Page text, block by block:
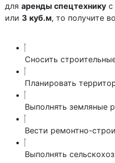
для аренды спецтехнику с
или 3 куб.м, то получите
Сносить
Планировать
Выполнять земляные
Вести ремонтно-
Выполнять